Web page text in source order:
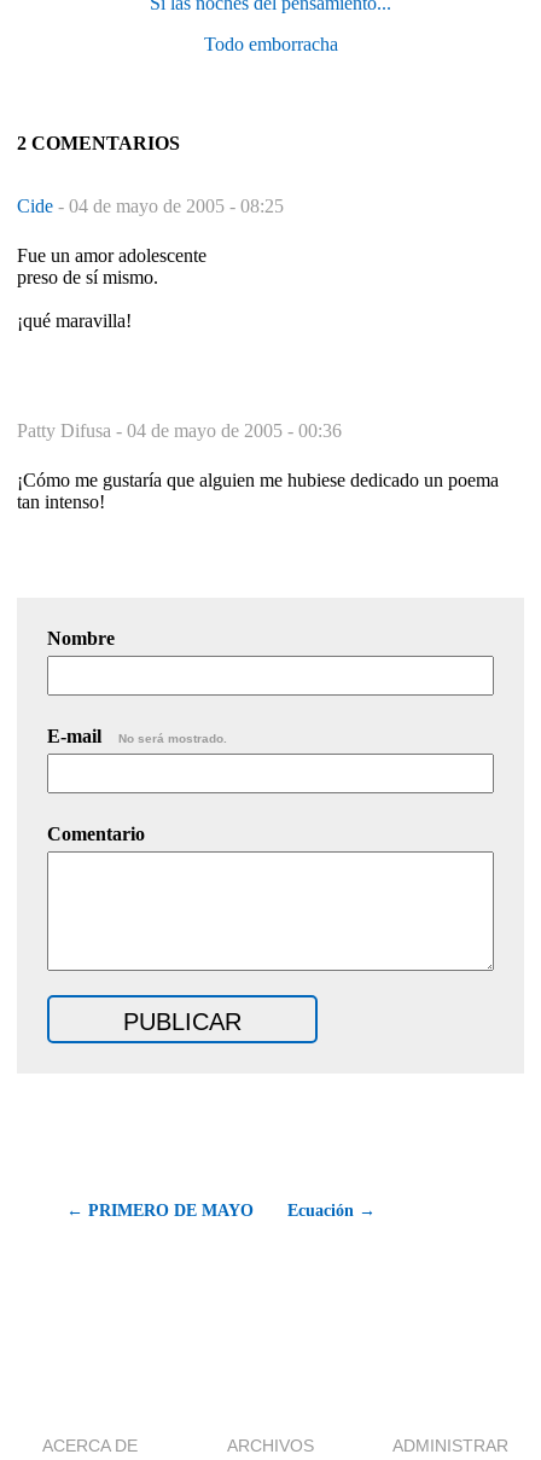
Todo emborracha
2 COMENTARIOS
Cide - 04 de mayo de 2005 - 08:25
Fue un amor adolescente
preso de sí mismo.
¡qué maravilla!
Patty Difusa - 04 de mayo de 2005 - 00:36
¡Cómo me gustaría que alguien me hubiese dedicado un poema
tan intenso!
Nombre
E-mail No será mostrado.
Comentario
← PRIMERO DE MAYO Ecuación →
ACERCA DE ARCHIVOS ADMINISTRAR